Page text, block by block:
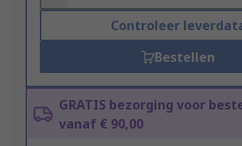
Controleer
Bestellen
GRATIS bezorging voor
vanaf € 90,00